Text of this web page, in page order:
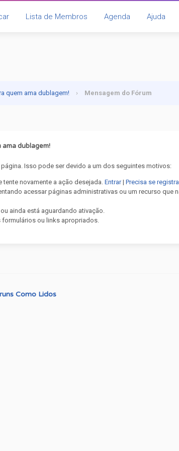
Lista de Membros Agenda Ajuda
quem ama dublagem! › Mensagem do Fórum
ama dublagem!
Isso pode ser devido a um dos seguintes motivos:
tente novamente a ação desejada.Entrar|Precisa se
acessar páginas administrativas ou um recurso que
ainda está aguardando ativação.
formulários ou links apropriados.
Como Lidos